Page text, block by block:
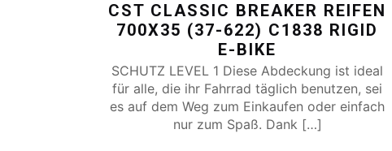
CST CLASSIC BREAKER REIFEN
700X35 (37-622) C1838 RIGID
E-BIKE
SCHUTZ LEVEL 1 Diese Abdeckung ist ideal
für alle, die ihr Fahrrad täglich benutzen, sei
es auf dem Weg zum Einkaufen oder einfach
nur zum Spaß. Dank […]